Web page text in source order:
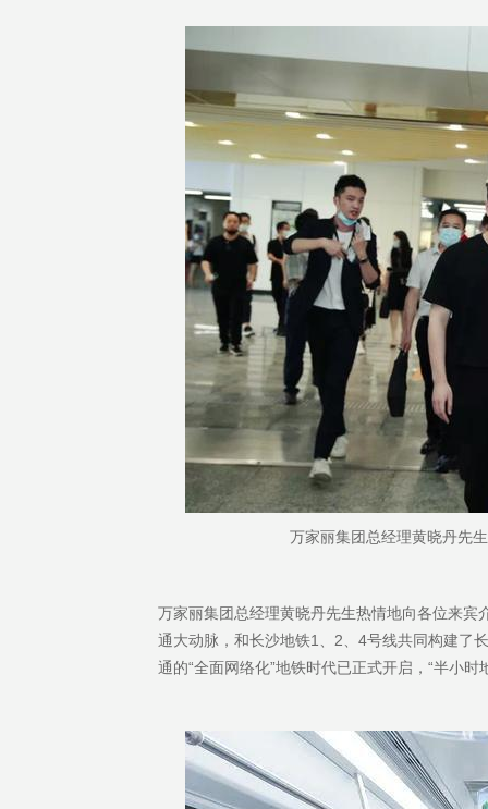
万家丽集团总经理黄晓丹先
万家丽集团总经理黄晓丹先生热情地向各位来
通大动脉，和长沙地铁1、2、4号线共同构建了
通的“全面网络化”地铁时代已正式开启，“半小